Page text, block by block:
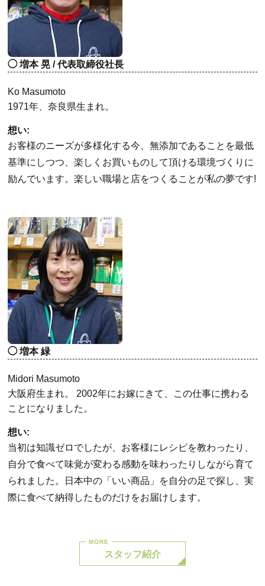
増本 晃 / 代表取締役社長
Ko Masumoto
1971年、奈良県生まれ。
想い:
お客様のニーズが多様化する今、無添加であることを最低
基準にしつつ、楽しくお買いものして頂ける環境づくりに
励んでいます。楽しい職場と店をつくることが私の夢です!
増本 緑
Midori Masumoto
大阪府生まれ。 2002年にお嫁にきて、この仕事に携わる
ことになりました。
想い:
当初は知識ゼロでしたが、お客様にレシピを教わったり、
自分で食べて味覚が変わる感動を味わったりしながら育て
られました。日本中の「いい商品」を自分の足で探し、実
際に食べて納得したものだけをお届けします。
スタッフ紹介